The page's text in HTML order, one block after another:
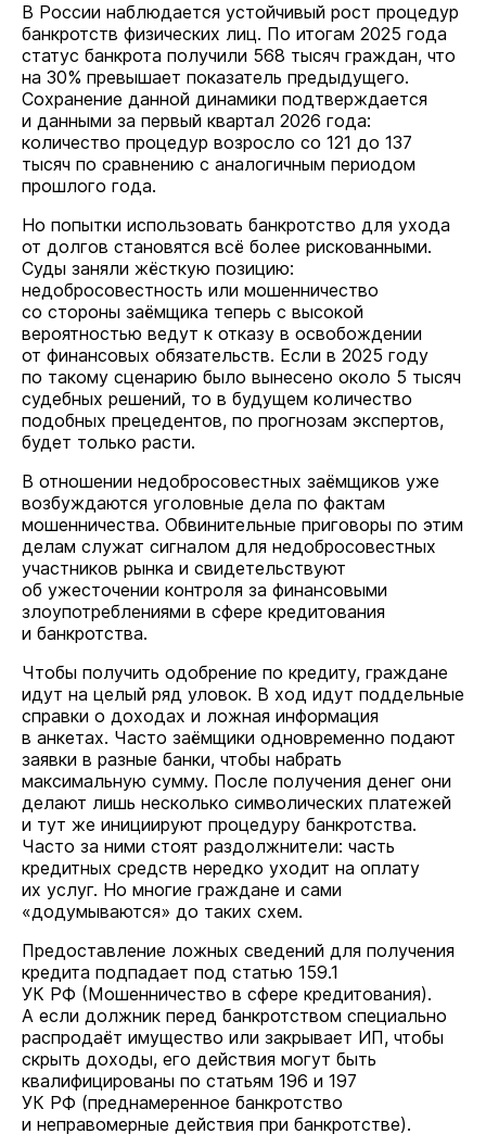
В России наблюдается устойчивый рост процедур
банкротств физических лиц. По итогам 2025 года
статус банкрота получили 568 тысяч граждан, что
на 30% превышает показатель предыдущего.
Сохранение данной динамики подтверждается
и данными за первый квартал 2026 года:
количество процедур возросло со 121 до 137
тысяч по сравнению с аналогичным периодом
прошлого года.
Но попытки использовать банкротство для ухода
от долгов становятся всё более рискованными.
Суды заняли жёсткую позицию:
недобросовестность или мошенничество
со стороны заёмщика теперь с высокой
вероятностью ведут к отказу в освобождении
от финансовых обязательств. Если в 2025 году
по такому сценарию было вынесено около 5 тысяч
судебных решений, то в будущем количество
подобных прецедентов, по прогнозам экспертов,
будет только расти.
В отношении недобросовестных заёмщиков уже
возбуждаются уголовные дела по фактам
мошенничества. Обвинительные приговоры по этим
делам служат сигналом для недобросовестных
участников рынка и свидетельствуют
об ужесточении контроля за финансовыми
злоупотреблениями в сфере кредитования
и банкротства.
Чтобы получить одобрение по кредиту, граждане
идут на целый ряд уловок. В ход идут поддельные
справки о доходах и ложная информация
в анкетах. Часто заёмщики одновременно подают
заявки в разные банки, чтобы набрать
максимальную сумму. После получения денег они
делают лишь несколько символических платежей
и тут же инициируют процедуру банкротства.
Часто за ними стоят раздолжнители: часть
кредитных средств нередко уходит на оплату
их услуг. Но многие граждане и сами
«додумываются» до таких схем.
Предоставление ложных сведений для получения
кредита подпадает под статью 159.1
УК РФ (Мошенничество в сфере кредитования).
А если должник перед банкротством специально
распродаёт имущество или закрывает ИП, чтобы
скрыть доходы, его действия могут быть
квалифицированы по статьям 196 и 197
УК РФ (преднамеренное банкротство
и неправомерные действия при банкротстве).